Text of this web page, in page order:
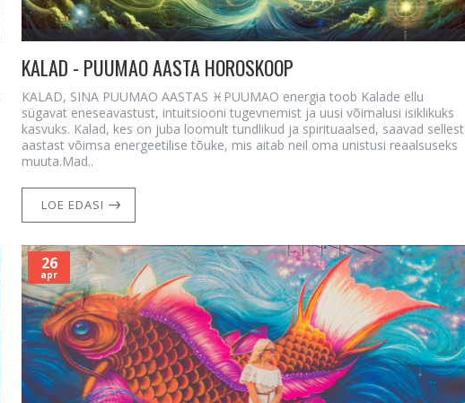
KALAD - PUUMAO AASTA HOROSKOOP
KALAD, SINA PUUMAO AASTAS ♓PUUMAO energia toob Kalade ellu
sügavat eneseavastust, intuitsiooni tugevnemist ja uusi võimalusi isiklikuks
kasvuks. Kalad, kes on juba loomult tundlikud ja spirituaalsed, saavad sellest
aastast võimsa energeetilise tõuke, mis aitab neil oma unistusi reaalsuseks
muuta.Mad..
LOE EDASI
26
apr